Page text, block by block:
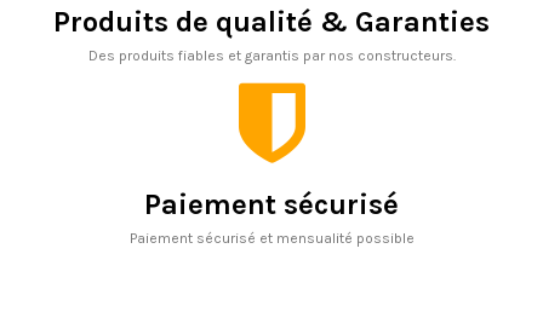
Produits de qualité & Garanties
Des produits fiables et garantis par nos constructeurs.
Paiement sécurisé
Paiement sécurisé et mensualité possible